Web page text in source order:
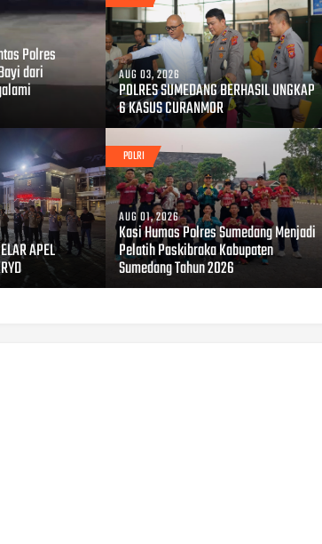
Polres
dari AUG 03, 2026
POLRES SUMEDANG BERHASIL UNGKAP
6 KASUS CURANMOR
APEL
POLRI
AUG 01, 2026
Kasi Humas Polres Sumedang Menjadi
Pelatih Paskibraka Kabupaten
Sumedang Tahun 2026